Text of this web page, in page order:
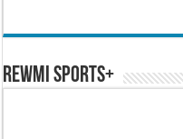
REWMI SPORTS+